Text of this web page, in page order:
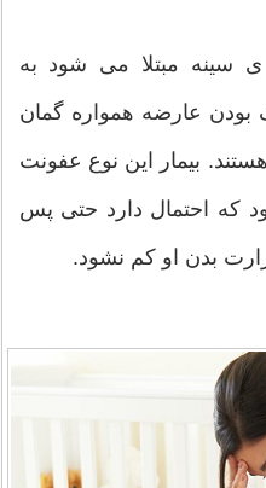
سینه مبتلا می شود به
عارضه همواره گمان
بیمار این نوع عفونت
که احتمال دارد حتی پس
بدن او کم نشود.